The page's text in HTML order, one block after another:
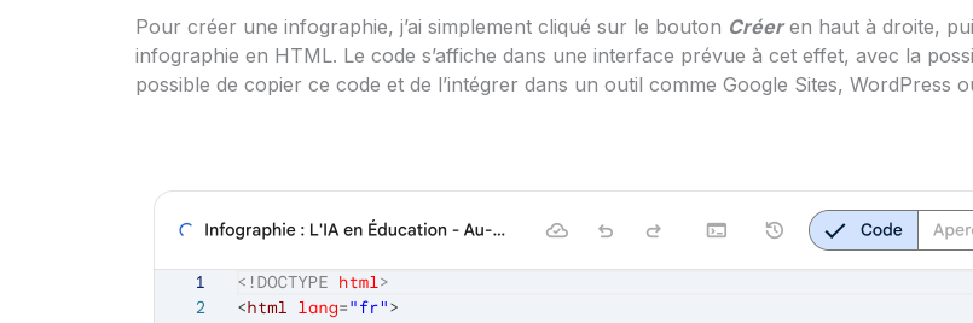
Pour créer une infographie, j’ai simplement cliqué sur le bouton Créeren haut à droite,
infographie en HTML. Le code s’affiche dans une interface prévue à cet effet, avec la
possible de copier ce code et de l’intégrer dans un outil comme Google Sites, WordPress